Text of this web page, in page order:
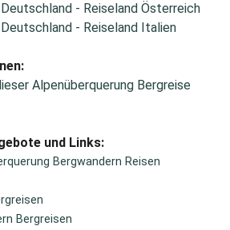
- Reiseland Österreich
- Reiseland Italien
Alpenüberquerung Bergreise
und Links:
Bergwandern Reisen
Bergreisen